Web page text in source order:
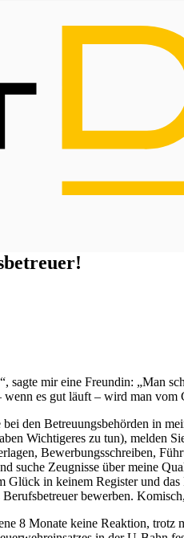
sagte mir eine Freundin: „Man
es gut läuft – wird man
den Betreuungsbehörden in
Wichtigeres zu tun), melden
Bewerbungsschreiben,
suche Zeugnisse über meine
Glück in keinem Register und
bewerben.
8 Monate keine Reaktion,